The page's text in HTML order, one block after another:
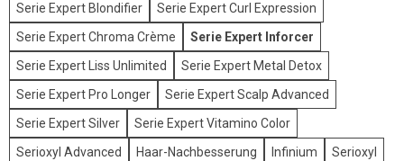
Serie Expert Blondifier
Serie Expert Curl Expression
Serie Expert Chroma Crème
Serie Expert Inforcer
Serie Expert Liss Unlimited
Serie Expert Metal Detox
Serie Expert Pro Longer
Serie Expert Scalp Advanced
Serie Expert Silver
Serie Expert Vitamino Color
Serioxyl Advanced
Haar-Nachbesserung Infinium
Serioxyl